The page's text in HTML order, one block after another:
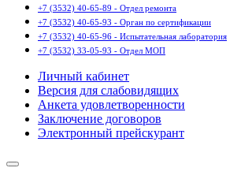
+7 (3532) 40-65-89 - Отдел ремонта
+7 (3532) 40-65-93 - Орган по сертификации
+7 (3532) 40-65-96 - Испытательная лаборатория
+7 (3532) 33-05-93 - Отдел МОП
Личный кабинет
Версия для слабовидящих
Анкета удовлетворенности
Заключение договоров
Электронный прейскурант